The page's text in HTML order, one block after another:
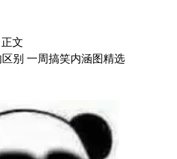
正文
别 一周搞笑内涵图精选